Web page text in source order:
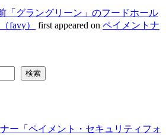
「グラングリーン」のフードホール
favy）
first appeared on ペイメントナ
検索
ー「ペイメント・セキュリティフォ